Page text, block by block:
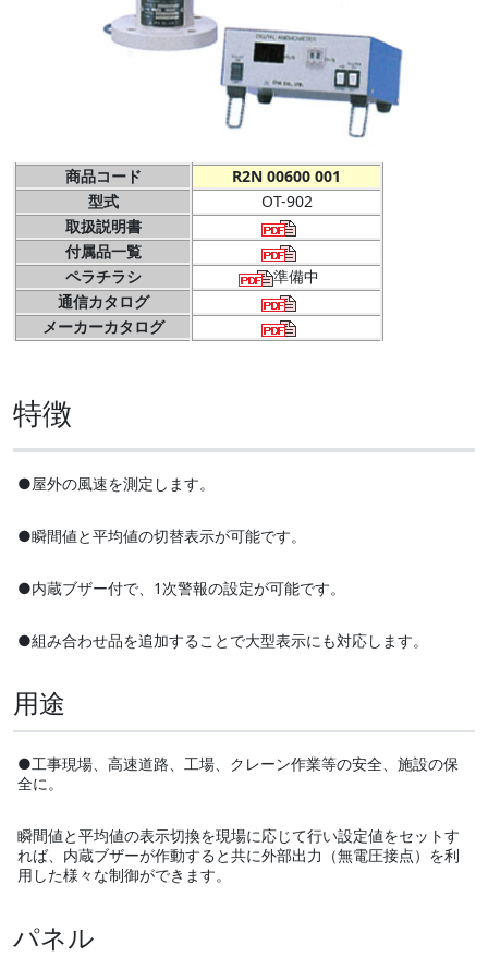
商品コード
R2N 00600 001
型式
OT-902
取扱説明書
付属品一覧
ペラチラシ
準備中
通信カタログ
メーカーカタログ
特徴
●屋外の風速を測定します。
●瞬間値と平均値の切替表示が可能です。
●内蔵ブザー付で、1次警報の設定が可能です。
●組み合わせ品を追加することで大型表示にも対応します。
用途
●工事現場、高速道路、工場、クレーン作業等の安全、施設の保
全に。
瞬間値と平均値の表示切換を現場に応じて行い設定値をセットす
れば、内蔵ブザーが作動すると共に外部出力（無電圧接点）を利
用した様々な制御ができます。
パネル